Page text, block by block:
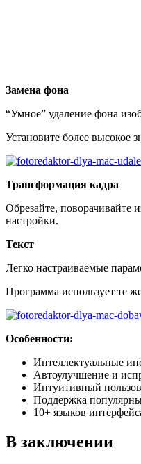
Замена фона
“Умное” удаление фона
Установите более высокое
Трансформация кадра
Обрезайте, поворачивайте
настройки.
Текст
Легко настраиваемые
Программа использует те
Особенности:
Интеллектуальные
Автоулучшение и
Интуитивный
Поддержка
10+ языков
В заключении